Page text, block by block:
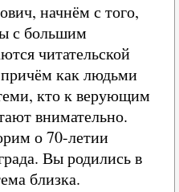
начнём с того,
с большим
читательской
как людьми
кто к верующим
внимательно.
о 70-летии
Вы родились в
близка.